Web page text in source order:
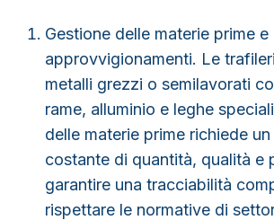
Gestione delle materie prime e
approvvigionamenti. Le
metalli grezzi o semilavorati
rame, alluminio e leghe
delle materie prime richiede un
costante di quantità, qualità e
garantire una tracciabilità
rispettare le normative di